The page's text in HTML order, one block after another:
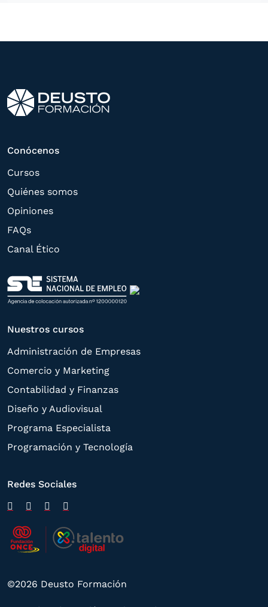
otros directamente relacionados con el
correspondiente. Compartiremos su
solicitud con las empresas que conforman
estas puedan hacerle llegar la mejor
oferta de productos y servicios de acuerdo
a su petición. Quedan reconocidos los
limitación, tal y como se explica en la
Política de Privacidad
Conócenos
Cursos
Quiénes somos
Opiniones
FAQs
Canal Ético
Nuestros cursos
Administración de Empresas
Comercio y Marketing
Contabilidad y Finanzas
Diseño y Audiovisual
Programa Especialista
Programación y Tecnología
Redes Sociales
©2026 Deusto Formación